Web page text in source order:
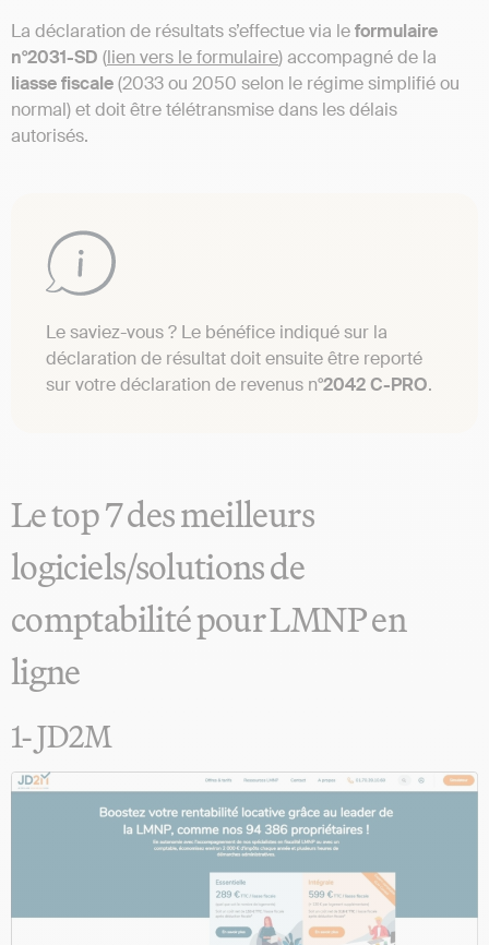
La déclaration de résultats s’effectue via leformulaire
n°2031-SD (lien vers le formulaire) accompagné de la
liasse fiscale(2033 ou 2050 selon le régime simplifié ou
normal) et doit être télétransmise dans les délais
autorisés.
Le saviez-vous ? Le bénéfice indiqué sur la
déclaration de résultat doit ensuite être reporté
sur votre déclaration de revenus n°2042 C-PRO.
Le top 7 des meilleurs
logiciels/solutions de
comptabilité pour LMNP en
ligne
1- JD2M